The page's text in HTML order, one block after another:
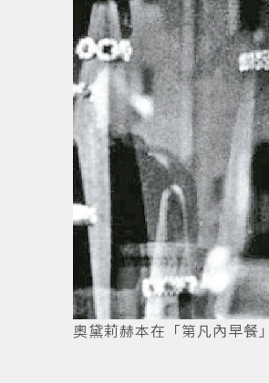
奧黛莉赫本在「第凡內早餐